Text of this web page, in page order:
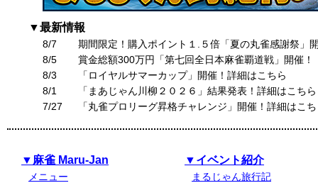
▼最新情報
8/7
期間限定！購入ポイント１.５倍「夏の丸雀感謝祭」
8/5
賞金総額300万円「第七回全日本麻雀覇道戦」開催！
8/3
「ロイヤルサマーカップ」開催！詳細はこちら
8/1
「まあじゃん川柳２０２６」結果発表！詳細はこちら
7/27
「丸雀プロリーグ昇格チャレンジ」開催！詳細はこ
▼麻雀 Maru-Jan
メニュー
▼イベント紹介
まるじゃん旅行記